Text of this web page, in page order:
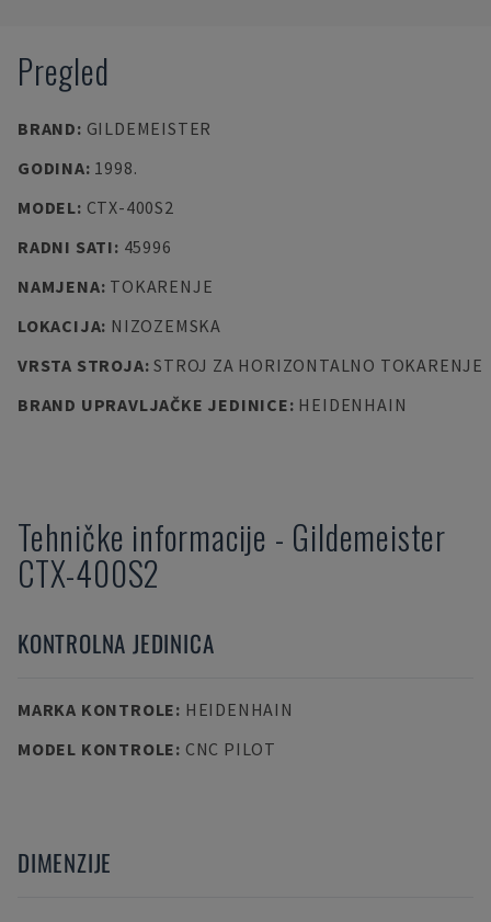
Pregled
BRAND: GILDEMEISTER
GODINA: 1998.
MODEL: CTX-400S2
RADNI SATI: 45996
NAMJENA: TOKARENJE
LOKACIJA: NIZOZEMSKA
VRSTA STROJA:STROJ ZA HORIZONTALNO TOKARENJE
BRAND UPRAVLJAČKE JEDINICE: HEIDENHAIN
Tehničke informacije - Gildemeister
CTX-400S2
KONTROLNA JEDINICA
MARKA KONTROLE: HEIDENHAIN
MODEL KONTROLE: CNC PILOT
DIMENZIJE